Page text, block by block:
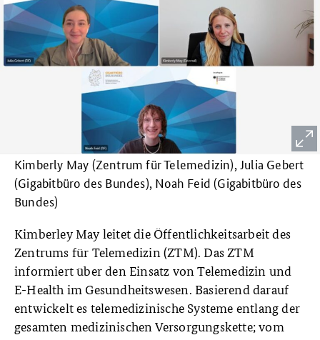
Kimberly May (Zentrum für Telemedizin), Julia Gebert
(Gigabitbüro des Bundes), Noah Feid (Gigabitbüro des
Bundes)
Kimberley May leitet die Öffentlichkeitsarbeit des
Zentrums für Telemedizin (ZTM). Das ZTM
informiert über den Einsatz von Telemedizin und
E-Health im Gesundheitswesen. Basierend darauf
entwickelt es telemedizinische Systeme entlang der
gesamten medizinischen Versorgungskette; vom